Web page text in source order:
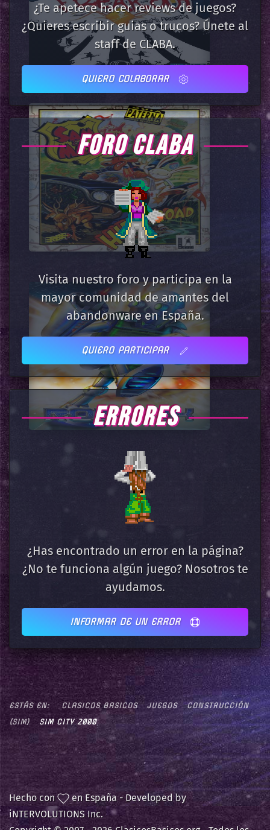
¿Te apetece hacer reviews de juegos?
¿Quieres escribir guias o trucos? Únete al
staff de CLABA.
QUIERO COLABORAR
FORO CLABA
Visita nuestro foro y participa en la
mayor comunidad de amantes del
abandonware en España.
QUIERO PARTICIPAR
ERRORES
¿Has encontrado un error en la página?
¿No te funciona algún juego? Nosotros te
ayudamos.
INFORMAR DE UN ERROR
ESTÁS EN: CLASICOS BASICOS JUEGOS
CONSTRUCCIÓN
(SIM)
SIM CITY 2000
Hecho con
en España - Developed by
iNTERVOLUTIONS Inc.